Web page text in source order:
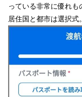
っている非常に優れも
居住国と都市は選択式。